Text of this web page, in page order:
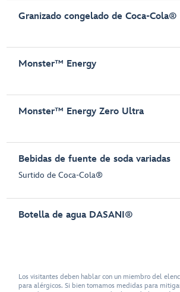
Granizado congelado de Coca-Cola®
Monster™ Energy
Monster™ Energy Zero Ultra
Bebidas de fuente de soda variadas
Surtido de Coca-Cola®
Botella de agua DASANI®
Los visitantes deben hablar con un miembro del
para alérgicos. Si bien tomamos medidas para